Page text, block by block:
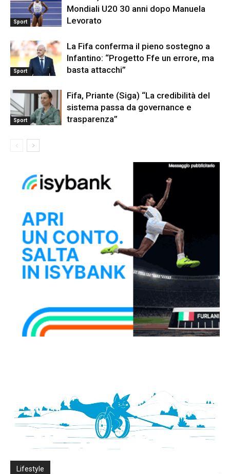
Sport
Mondiali U20 30 anni dopo Manuela
Levorato
Sport
La Fifa conferma il pieno sostegno a
Infantino: “Progetto Ffe un errore, ma
basta attacchi”
Sport
Fifa, Priante (Siga) “La credibilità del
sistema passa da governance e
trasparenza”
Lifestyle